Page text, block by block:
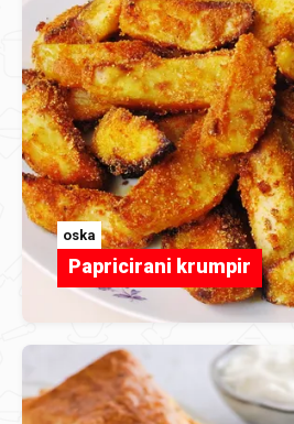
oska
Papricirani krumpir